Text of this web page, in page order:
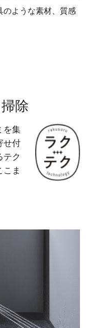
のような素材、質感
除
を集
せ付
テク
こま